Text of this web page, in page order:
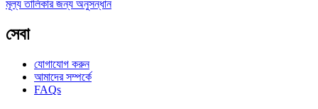
মূল্য তালিকার জন্য অনুসন্ধান
সেবা
যোগাযোগ করুন
আমাদের সম্পর্কে
FAQs